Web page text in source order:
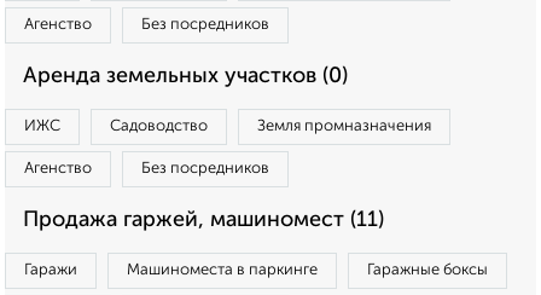
Агенство Без посредников
Аренда земельных участков (0)
ИЖС Садоводство Земля промназначения
Агенство Без посредников
Продажа гаржей, машиномест (11)
Гаражи Машиноместа в паркинге Гаражные боксы